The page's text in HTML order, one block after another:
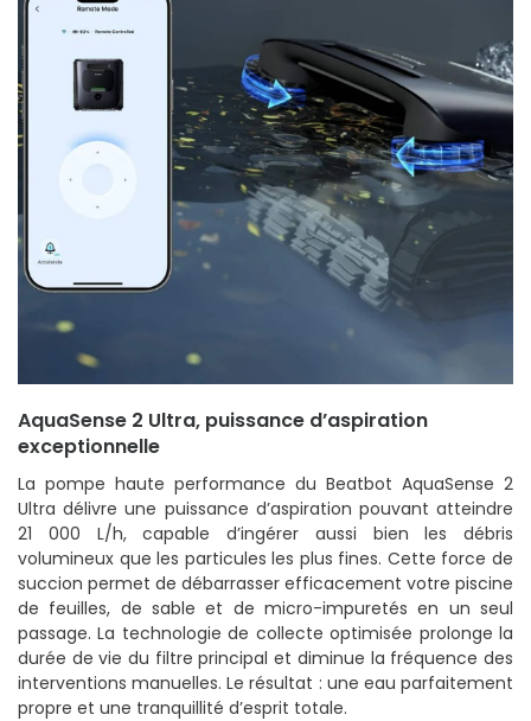
AquaSense 2 Ultra, puissance d’aspiration
exceptionnelle
La pompe haute performance du Beatbot AquaSense 2
Ultra délivre une puissance d’aspiration pouvant atteindre
21 000 L/h, capable d’ingérer aussi bien les débris
volumineux que les particules les plus fines. Cette force de
succion permet de débarrasser efficacement votre piscine
de feuilles, de sable et de micro-impuretés en un seul
passage. La technologie de collecte optimisée prolonge la
durée de vie du filtre principal et diminue la fréquence des
interventions manuelles. Le résultat : une eau parfaitement
propre et une tranquillité d’esprit totale.